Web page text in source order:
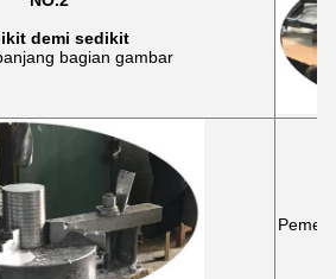
demi sedikit
bagian gambar